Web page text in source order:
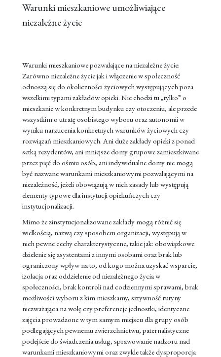
Warunki mieszkaniowe umożliwiające
niezależne życie
Warunki mieszkaniowe pozwalające na niezależne życie:
Zarówno niezależne życie jak i włączenie w społeczność
odnoszą się do okoliczności życiowych występujących poza
wszelkimi typami zakładów opieki. Nie chodzi tu „tylko” o
mieszkanie w konkretnym budynku czy otoczeniu, ale przede
wszystkim o utratę osobistego wyboru oraz autonomii w
wyniku narzucenia konkretnych warunków życiowych czy
rozwiązań mieszkaniowych. Ani duże zakłady opieki z ponad
setką rezydentów, ani mniejsze domy grupowe zamieszkiwane
przez pięć do ośmiu osób, ani indywidualne domy nie mogą
być nazwane warunkami mieszkaniowymi pozwalającymi na
niezależność, jeżeli obowiązują w nich zasady lub występują
elementy typowe dla instytucji opiekuńczych czy
instytucjonalizacji.
Mimo że zinstytucjonalizowane zakłady mogą różnić się
wielkością, nazwą czy sposobem organizacji, występują w
nich pewne cechy charakterystyczne, takie jak: obowiązkowe
dzielenie się asystentami z innymi osobami oraz brak lub
ograniczony wpływ na to, od kogo można uzyskać wsparcie,
izolacja oraz oddzielenie od niezależnego życia w
społeczności, brak kontroli nad codziennymi sprawami, brak
możliwości wyboru z kim mieszkamy, sztywność rutyny
niezważająca na wolę czy preferencje jednostki, identyczne
zajęcia prowadzone w tym samym miejscu dla grupy osób
podlegających pewnemu zwierzchnictwu, paternalistyczne
podejście do świadczenia usług, sprawowanie nadzoru nad
warunkami mieszkaniowymi oraz zwykle także dysproporcja